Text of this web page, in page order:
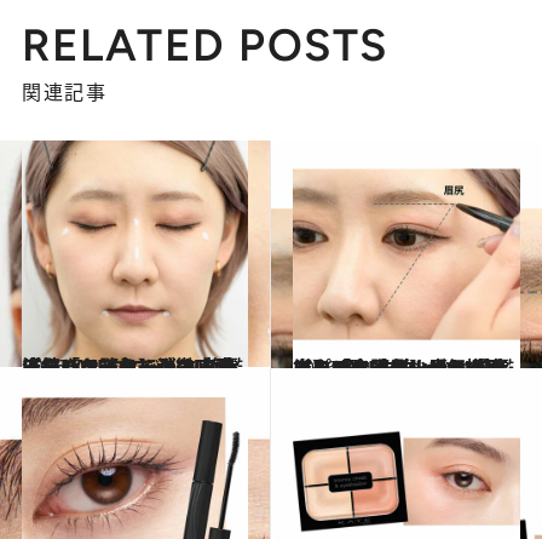
RELATED POSTS
関連記事
2026.5.9
【続きを読む】クマ・赤み・シミを色で消す！ 大人気「ケイト ジュレリープコンシーラー」の攻略法をKATEグローバル旗艦店クリエイターが徹底ガイド
ビューティ＆ヘルス 2026.5.9
【もっと読む】大ヒット＆プロも愛用！【ケイト】“眉シャーペン”で簡単に「今っぽい眉」が手に入る！ 失敗しない描き方をKATEグローバル旗艦店クリエイターが伝授
ビューティ＆ヘルス